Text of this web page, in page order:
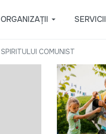
ORGANIZAȚII SERVICII
COMUNIST